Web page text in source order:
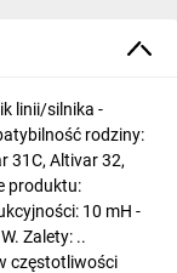
linii/silnika -
rodziny:
31C, Altivar 32,
produktu:
10 mH -
Zalety: ..
częstotliwości